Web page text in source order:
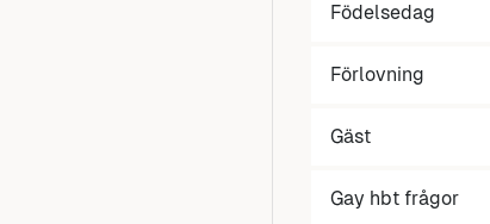
Födelsedag
Förlovning
Gäst
Gay hbt frågor